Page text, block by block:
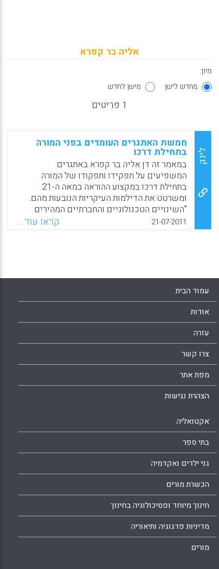
אליה בר קפרא
מיון:
מחדש לישן
מישן לחדש
1 פריטים
לינק
חמשת האתגרים העומדים בפני המורה
בתחילת דרכו
במאמר זה דן אליה בר קפרא באתגרים
המשפיעים על תפקידו ותפקודו של המורה
בתחילת דרכו במקצוע ההוראה במאה ה-21
ומשרטט את הדילמות העיקריות הנובעות מהם.
"השינויים הטכנולוגיים והחברתיים המהירים
שמתחוללים מאז המאה ה-20 הובילו להחרפת
המתחים והסתירות במערכת החינוך" (מכון ון ליר
21-07-2011 קראו עוד...
עמוד הבית
אודות
עזרה
צרו קשר
מפת אתר
הצהרת נגישות
אקטואליה
בתי ספר
גני ילדים ואקדמיה
הכשרת מורים
חינוך מיוחד ופסיכולוגיה בחינוך
מדיניות פדגוגיה ותיאוריה
מורים